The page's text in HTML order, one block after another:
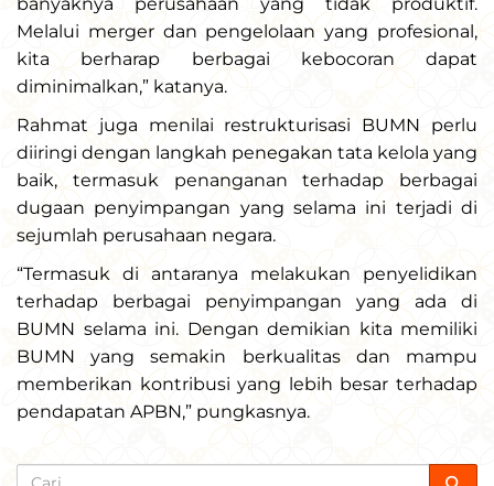
banyaknya perusahaan yang tidak produktif.
Melalui merger dan pengelolaan yang profesional,
kita berharap berbagai kebocoran dapat
diminimalkan,” katanya.
Rahmat juga menilai restrukturisasi BUMN perlu
diiringi dengan langkah penegakan tata kelola yang
baik, termasuk penanganan terhadap berbagai
dugaan penyimpangan yang selama ini terjadi di
sejumlah perusahaan negara.
“Termasuk di antaranya melakukan penyelidikan
terhadap berbagai penyimpangan yang ada di
BUMN selama ini. Dengan demikian kita memiliki
BUMN yang semakin berkualitas dan mampu
memberikan kontribusi yang lebih besar terhadap
pendapatan APBN,” pungkasnya.